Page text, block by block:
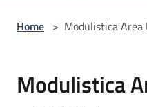
Home > Modulistica Area
Modulistica